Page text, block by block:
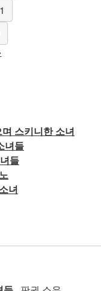
스키니한 소녀
녀들
들
녀